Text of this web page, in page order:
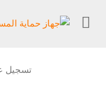
تسجيل